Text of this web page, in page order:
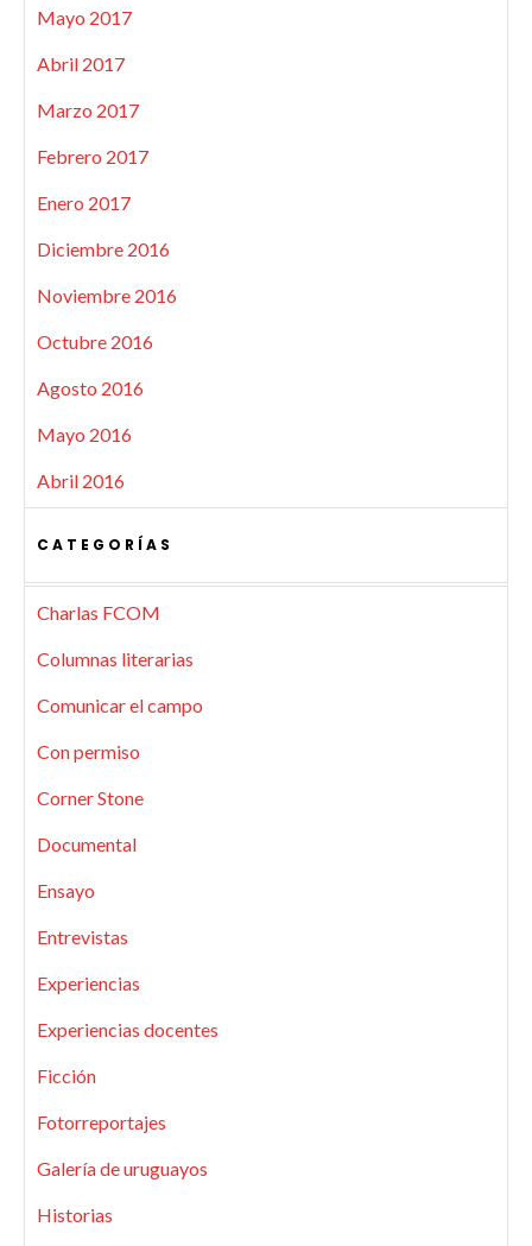
Mayo 2017
Abril 2017
Marzo 2017
Febrero 2017
Enero 2017
Diciembre 2016
Noviembre 2016
Octubre 2016
Agosto 2016
Mayo 2016
Abril 2016
CATEGORÍAS
Charlas FCOM
Columnas literarias
Comunicar el campo
Con permiso
Corner Stone
Documental
Ensayo
Entrevistas
Experiencias
Experiencias docentes
Ficción
Fotorreportajes
Galería de uruguayos
Historias